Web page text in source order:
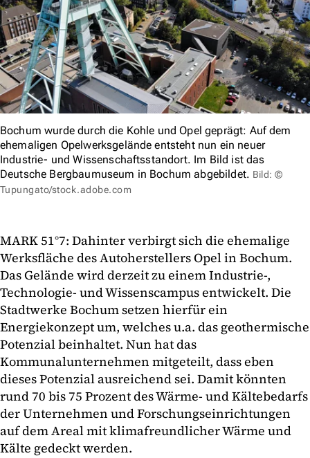
Bochum wurde durch die Kohle und Opel geprägt: Auf dem
ehemaligen Opelwerksgelände entsteht nun ein neuer
Industrie- und Wissenschaftsstandort. Im Bild ist das
Deutsche Bergbaumuseum in Bochum abgebildet. Bild: ©
Tupungato/stock.adobe.com
MARK 51°7: Dahinter verbirgt sich die ehemalige
Werksfläche des Autoherstellers Opel in Bochum.
Das Gelände wird derzeit zu einem Industrie-,
Technologie- und Wissenscampus entwickelt. Die
Stadtwerke Bochum setzen hierfür ein
Energiekonzept um, welches u.a. das geothermische
Potenzial beinhaltet. Nun hat das
Kommunalunternehmen mitgeteilt, dass eben
dieses Potenzial ausreichend sei. Damit könnten
rund 70 bis 75 Prozent des Wärme- und Kältebedarfs
der Unternehmen und Forschungseinrichtungen
auf dem Areal mit klimafreundlicher Wärme und
Kälte gedeckt werden.